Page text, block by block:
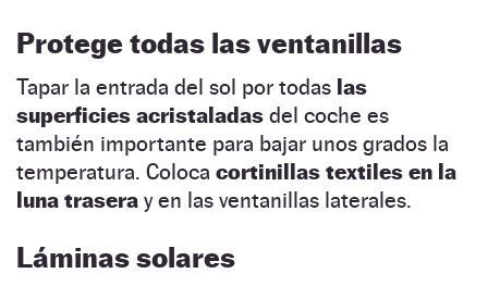
Protege todas las ventanillas
Tapar la entrada del sol por todas las
superficies acristaladas del coche es
también importante para bajar unos grados la
temperatura. Coloca cortinillas textiles en la
luna trasera y en las ventanillas laterales.
Láminas solares